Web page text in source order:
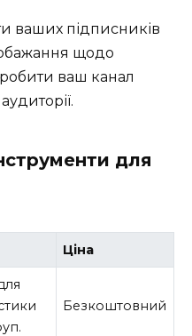
ваших підписників
щодо
ваш канал
для
Ціна
Безкоштовний